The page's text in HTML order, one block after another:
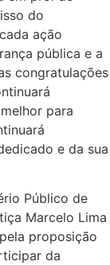
do
ação
pública e a
congratulações
para
e da sua
Público de
Marcelo Lima
proposição
da